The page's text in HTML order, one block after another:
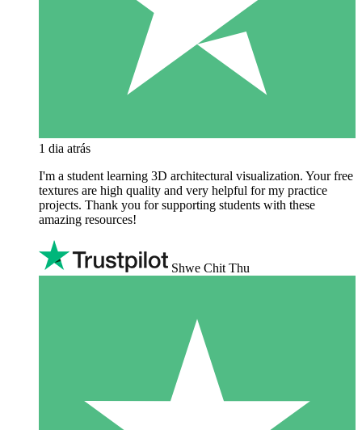
1 dia atrás
I'm a student learning 3D architectural visualization. Your free
textures are high quality and very helpful for my practice
projects. Thank you for supporting students with these
amazing resources!
Shwe Chit Thu